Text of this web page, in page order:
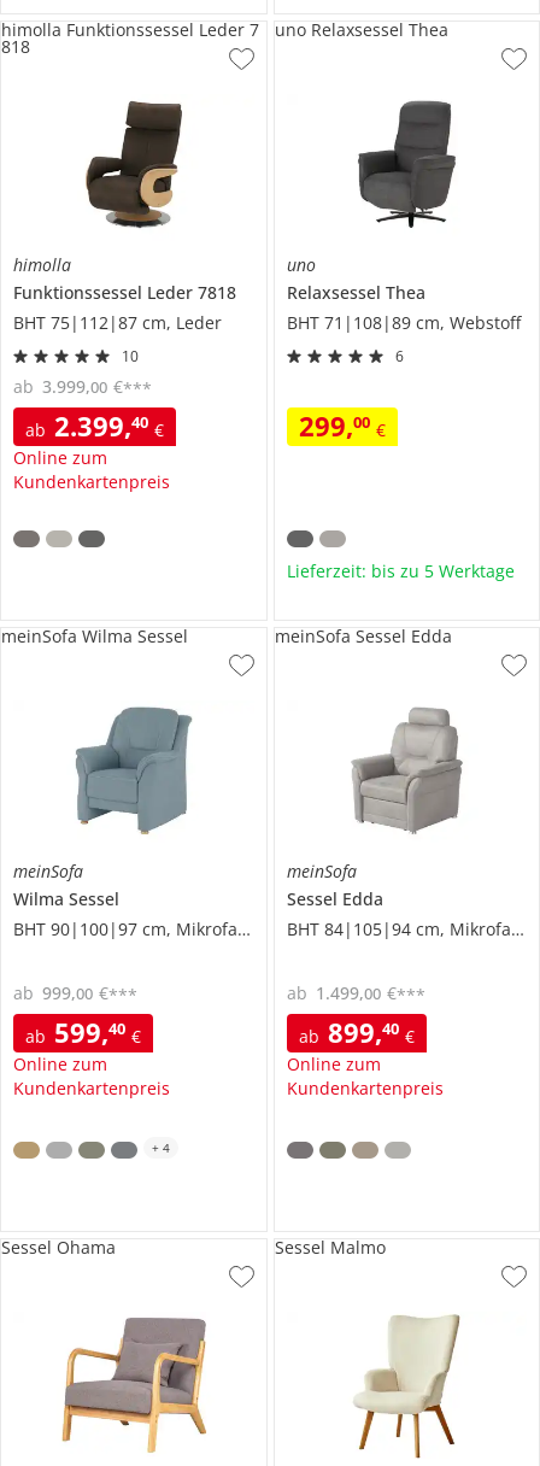
himolla
Funktionssessel Leder 7818
BHT 75|112|87 cm, Leder
10
ab 2.399,40 €
Online zum
Kundenkartenpreis
ab 3.999,00 €***
himolla Funktionssessel Leder 7
818
uno
Relaxsessel Thea
BHT 71|108|89 cm, Webstoff
6
299,00 €
uno Relaxsessel Thea
Lieferzeit: bis zu 5 Werktage
meinSofa
Wilma Sessel
BHT 90|100|97 cm, Mikrofaser
ab 599,40 €
Online zum
Kundenkartenpreis
ab 999,00 €***
meinSofa Wilma Sessel
+ 4
meinSofa
Sessel Edda
BHT 84|105|94 cm, Mikrofaser
ab 899,40 €
Online zum
Kundenkartenpreis
ab 1.499,00 €***
meinSofa Sessel Edda
Sessel Ohama Sessel Malmo